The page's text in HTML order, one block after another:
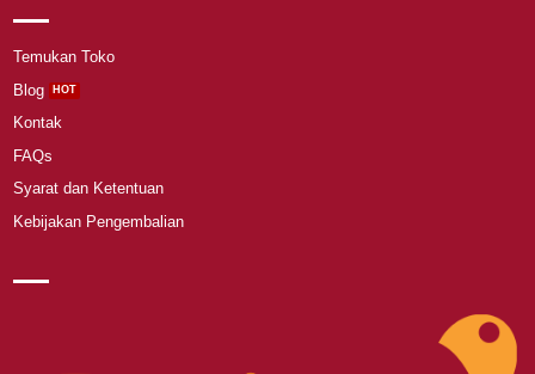
Temukan Toko
Blog
Kontak
FAQs
Syarat dan Ketentuan
Kebijakan Pengembalian